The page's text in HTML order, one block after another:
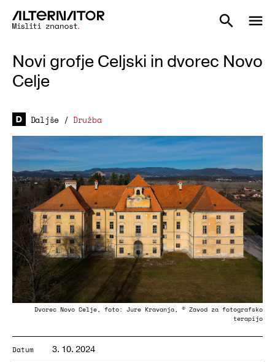
Novi grofje Celjski in dvorec Novo
Celje
Daljše / Družba
Dvorec Novo Celje, foto: Jure Kravanja, © Zavod za fotografsko
terapijo
Datum 3. 10. 2024